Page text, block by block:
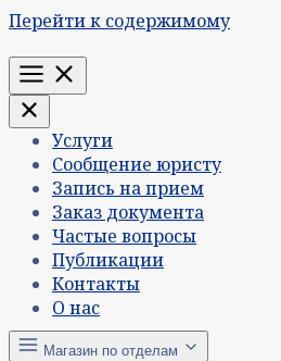
Перейти к содержимому
Меню
Услуги
Сообщение юристу
Запись на прием
Заказ документа
Частые вопросы
Публикации
Контакты
О нас
Магазин по отделам